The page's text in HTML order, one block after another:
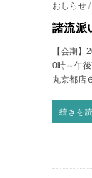
おしらせ /
諸流
【会期
0時～午
丸京都店
続きを